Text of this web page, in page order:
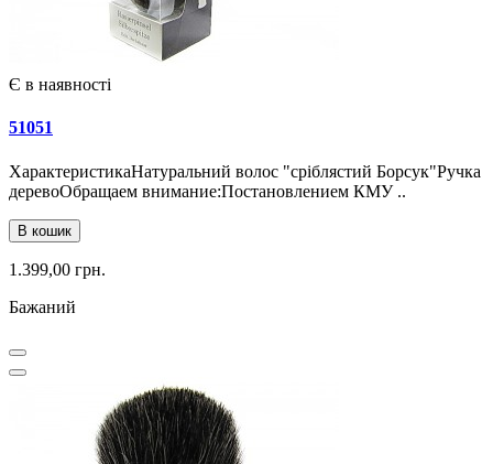
Є в наявності
51051
ХарактеристикаНатуральний волос "сріблястий Борсук"Ручка
деревоОбращаем внимание:Постановлением КМУ ..
В кошик
1.399,00 грн.
Бажаний